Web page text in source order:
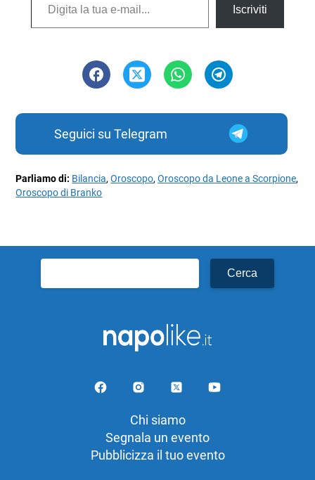
Iscriviti
Seguici su Telegram
Parliamo di: Bilancia,Oroscopo,Oroscopo da Leone a Scorpione,
Oroscopo di Branko
per:
Chi siamo
Segnala un evento
Pubblicizza il tuo evento